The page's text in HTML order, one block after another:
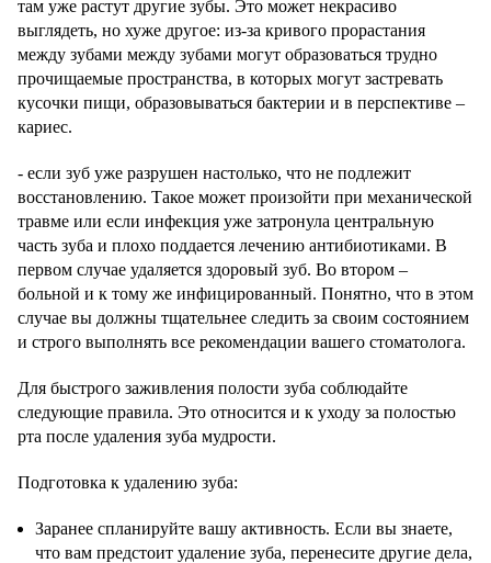
там уже растут другие зубы. Это может некрасиво
выглядеть, но хуже другое: из-за кривого прорастания
между зубами между зубами могут образоваться трудно
прочищаемые пространства, в которых могут застревать
кусочки пищи, образовываться бактерии и в перспективе –
кариес.
- если зуб уже разрушен настолько, что не подлежит
восстановлению. Такое может произойти при механической
травме или если инфекция уже затронула центральную
часть зуба и плохо поддается лечению антибиотиками. В
первом случае удаляется здоровый зуб. Во втором –
больной и к тому же инфицированный. Понятно, что в этом
случае вы должны тщательнее следить за своим состоянием
и строго выполнять все рекомендации вашего стоматолога.
Для быстрого заживления полости зуба соблюдайте
следующие правила. Это относится и к уходу за полостью
рта после удаления зуба мудрости.
Подготовка к удалению зуба:
Заранее спланируйте вашу активность. Если вы знаете,
что вам предстоит удаление зуба, перенесите другие дела,